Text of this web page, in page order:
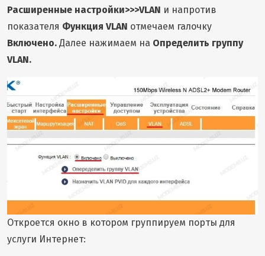
Расширенные настройки>>>VLAN и напротив
показателя Функция VLAN отмечаем галочку
Включено. Далее нажимаем на Определить группу
VLAN.
Откроется окно в котором группируем порты для
услуги Интернет: